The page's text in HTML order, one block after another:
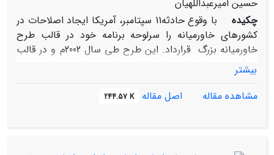
حسین امیرعبداللهیان
چکیده
با وقوع حادثه11 سپتامبر، آمریکا ایجاد اصلاحات در
کشورهای خاورمیانه را سرلوحه برنامه خود در قالب طرح
خاورمیانه بزرگ قرارداد. این طرح طی سال 2002م و در قالب
رویکردی به ظاهر اجتماعی، اما به شدت سیاسی – امنیتی در
دستور کار سیاست خارجی آمریکا قرار گرفت. عدم اشراف و
توجه طراحان این سیاست به عوامل جامعه‏شناختی در منطقه،
بیشتر
مشاهده مقاله
اصل مقاله 244.57 K